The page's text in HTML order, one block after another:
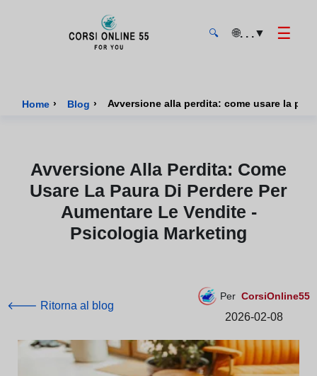
🔍 🌐. . .▼ ☰
Home › Blog › Avversione alla perdita: come usare la
Avversione Alla Perdita: Come
Usare La Paura Di Perdere Per
Aumentare Le Vendite -
Psicologia Marketing
🡐 Ritorna al blog
Per CorsiOnline55
2026-02-08